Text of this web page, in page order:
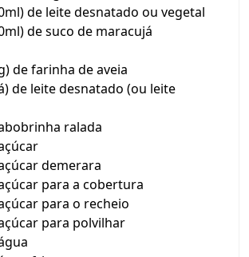
de leite desnatado ou vegetal
de suco de maracujá
de farinha de aveia
de leite desnatado (ou leite
ralada
demerara
para a cobertura
para o recheio
para polvilhar